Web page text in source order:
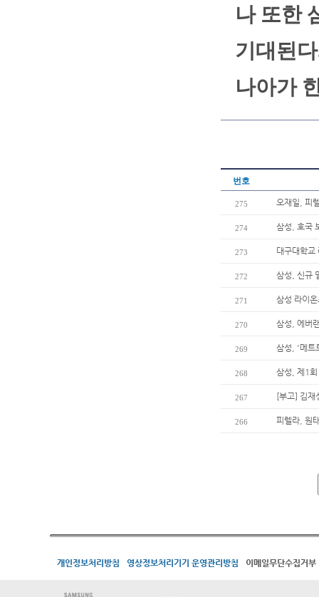
나 또한
기대된
나아가
번호
275 오재일, 피
274 삼성, 호국
273 대구대학교
272 삼성, 신규
271 삼성 라이
270 삼성, 에버
269 삼성, '메트
268 삼성, 제1회
267 [부고] 김재
266 피렐라, 원
개인정보처리방침 영상정보처리기기 운영관리방침 이메일무단수집거부